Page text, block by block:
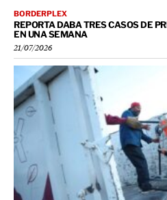
BORDERPLEX
REPORTA DABA TRES CASOS DE
EN UNA SEMANA
21/07/2026